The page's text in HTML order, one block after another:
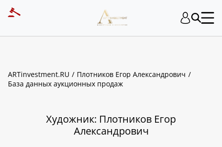
ARTinvestment.RU
Плотников Егор Александрович
База данных аукционных продаж
Художник: Плотников Егор
Александрович